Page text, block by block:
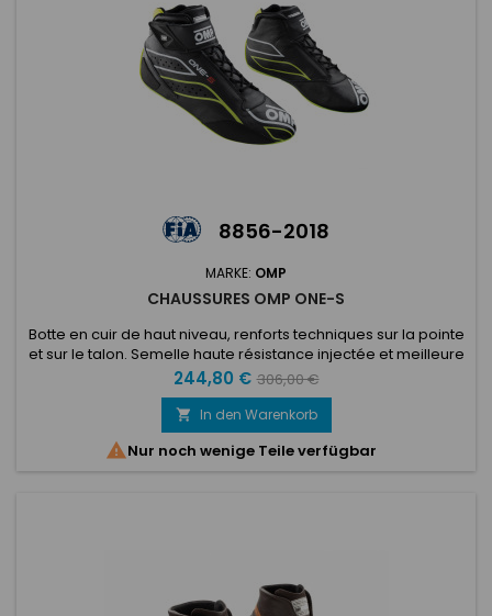
8856-2018
MARKE: OMP
CHAUSSURES OMP ONE-S
Botte en cuir de haut niveau, renforts techniques sur la pointe
et sur le talon. Semelle haute résistance injectée et meilleure
adhérence. Sangle velcro pour un meilleur ajustement de la
cheville. Semelle intérieure avec renfort de plaque pour une
sensibilité maximale et une réduction de la contrainte sur les
pieds. Lacets fins pour un glissement élevé et...
Preis
244,80 € Verkaufspreis
306,00 €
 In den Warenkorb
Nur noch wenige Teile verfügbar